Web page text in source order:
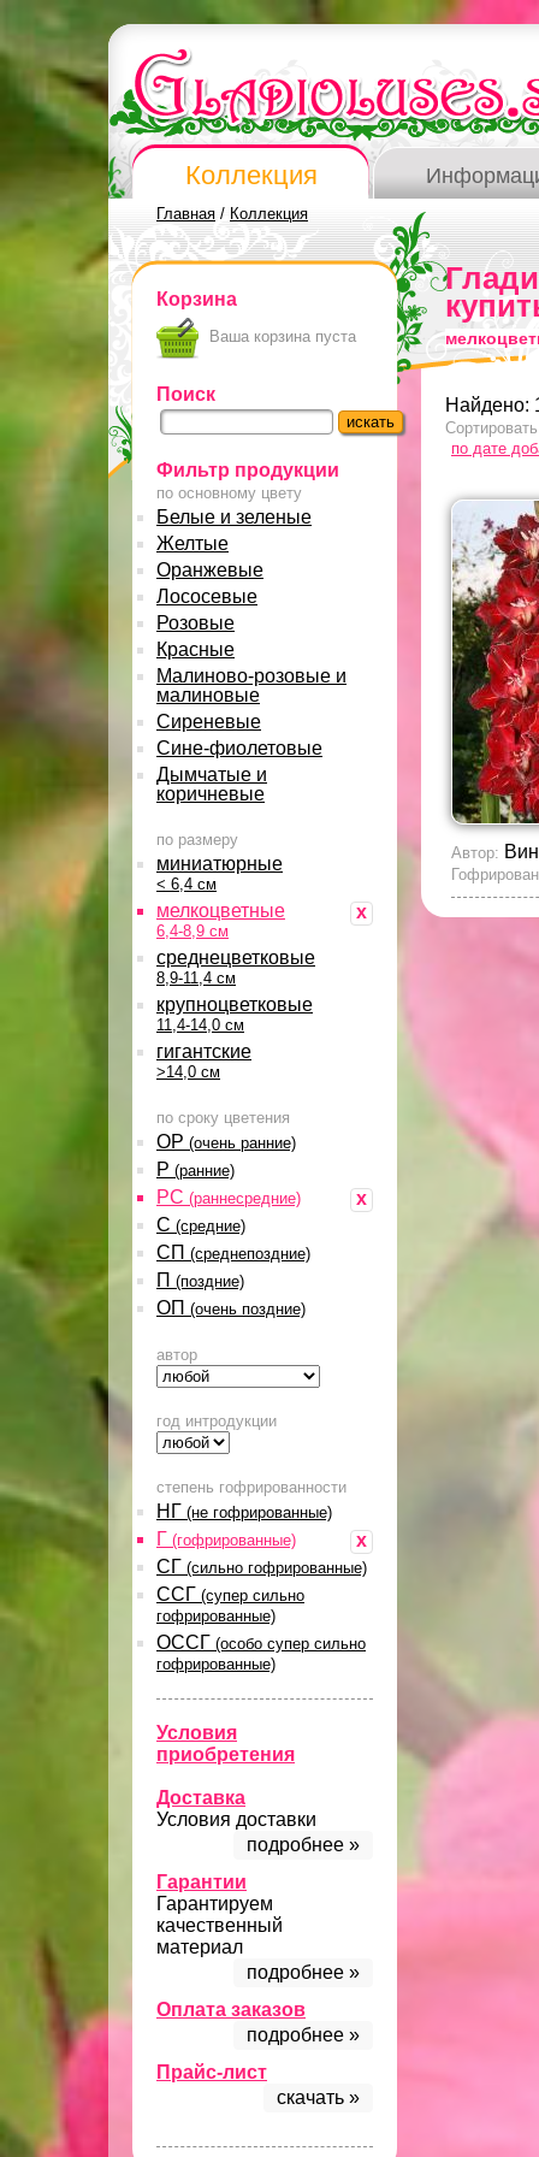
Коллекция
Главная / Коллекция
Корзина
Ваша корзина пуста
Поиск
Фильтр продукции
по основному цвету
Белые и зеленые
Желтые
Оранжевые
Лососевые
Розовые
Красные
Малиново-розовые и
малиновые
Сиреневые
Сине-фиолетовые
Дымчатые и
коричневые
по размеру
миниатюрные
< 6,4 см
x
мелкоцветные
6,4-8,9 см
среднецветковые
8,9-11,4 см
крупноцветковые
11,4-14,0 см
гигантские
>14,0 см
по сроку цветения
ОР (очень ранние)
Р (ранние)
x
РС (раннесредние)
С (средние)
СП (среднепоздние)
П (поздние)
ОП (очень поздние)
автор
год интродукции
степень гофрированности
НГ (не гофрированные)
x
Г (гофрированные)
СГ (сильно гофрированные)
ССГ (супер сильно
гофрированные)
ОССГ (особо супер сильно
гофрированные)
Условия
приобретения
Доставка
Условия доставки
подробнее »
Гарантии
Гарантируем
качественный
материал
подробнее »
Оплата заказов
подробнее »
Прайс-лист
скачать »
Найдено:
по дате
Автор: